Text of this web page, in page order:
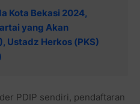
Kota Bekasi 2024,
yang Akan
Ustadz Herkos (PKS)
PDIP sendiri, pendaftaran